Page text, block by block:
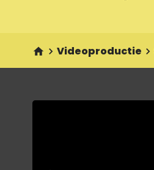
Videoproductie